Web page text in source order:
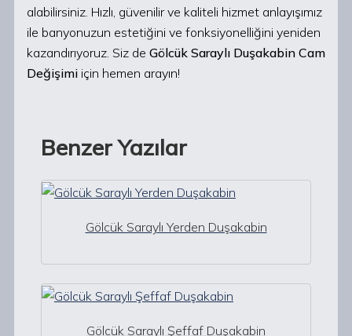
alabilirsiniz. Hızlı, güvenilir ve kaliteli hizmet anlayışımız
ile banyonuzun estetiğini ve fonksiyonelliğini yeniden
kazandırıyoruz. Siz de Gölcük Saraylı Duşakabin Cam
Değişimi için hemen arayın!
Benzer Yazılar
Gölcük Saraylı Yerden Duşakabin
Gölcük Saraylı Şeffaf Duşakabin